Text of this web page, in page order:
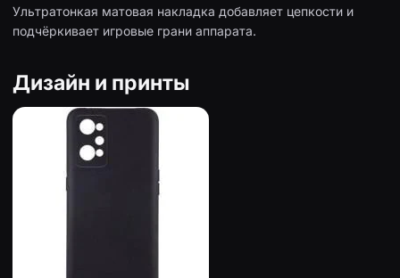
Ультратонкая матовая накладка добавляет цепкости и
подчёркивает игровые грани аппарата.
Дизайн и принты